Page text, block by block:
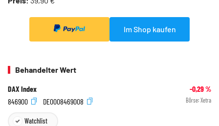
Im Shop kaufen
Behandelter Wert
DAX Index -0,29%
846900
DE0008469008 Börse: Xetra
Watchlist